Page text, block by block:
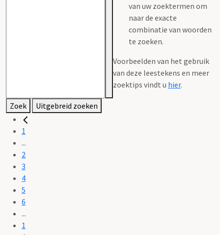
van uw zoektermen om
naar de exacte
combinatie van woorden
te zoeken.
Voorbeelden van het gebruik
van deze leestekens en meer
zoektips vindt u hier.
Zoek Uitgebreid zoeken
1
...
2
3
4
5
6
...
1